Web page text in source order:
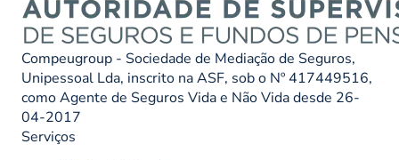
Compeugroup - Sociedade de Mediação de Seguros,
Unipessoal Lda, inscrito na ASF, sob o Nº 417449516,
como Agente de Seguros Vida e Não Vida desde 26-
04-2017
Serviços